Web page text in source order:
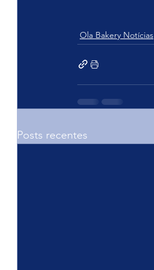
Ola Bakery Notícias
Posts recentes